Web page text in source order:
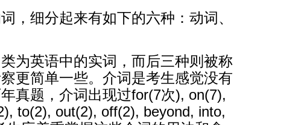
，细分起来有如下的六种：动词、
为英语中的实词，而后三种则被称
更简单一些。介词是考生感觉没有
真题，介词出现过for(7次), on(7),
to(2), out(2), off(2), beyond, into,